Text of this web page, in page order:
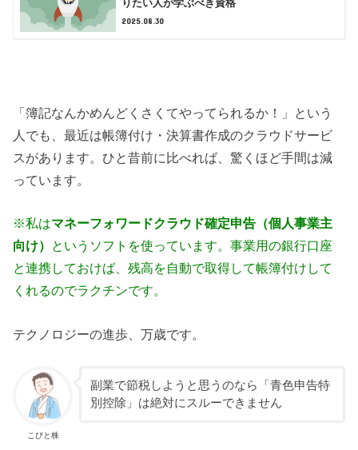
りたい人が学ぶべき資格
2025.08.30
「簿記なんかめんどくさくてやってられるか！」という
人でも、最近は帳簿付け・決算書作成のクラウドサービ
スがあります。ひと昔前に比べれば、驚くほど手間は減
っています。
※私はマネーフォワードクラウド確定申告（個人事業主
向け） というソフトを使っています。事業用の銀行口座
と連携しておけば、残高を自動で取得して帳簿付けして
くれるのでラクチンです。
テクノロジーの進歩、万歳です。
こびと株
副業で節税しようと思うのなら「青色申告特
別控除」は絶対にスルーできません